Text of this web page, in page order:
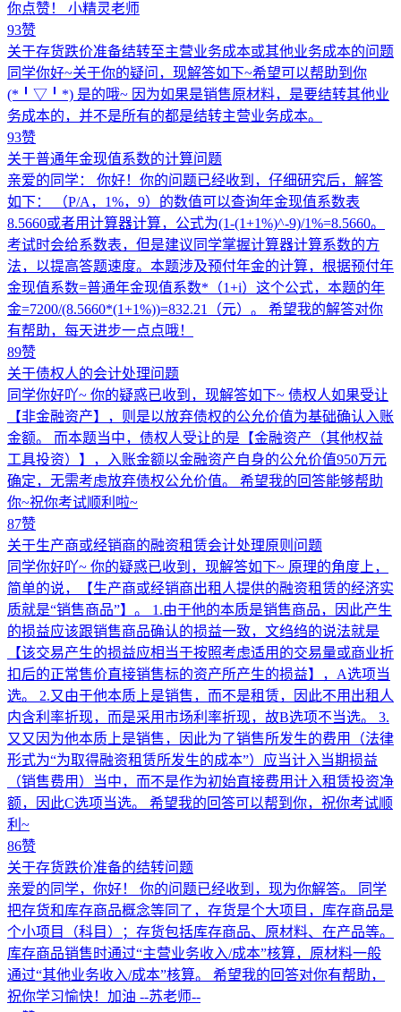
你点赞！ 小精灵老师
93赞
关于存货跌价准备结转至主营业务成本或其他业务成本的问题
同学你好~关于你的疑问，现解答如下~希望可以帮助到你
(*╹▽╹*) 是的哦~ 因为如果是销售原材料，是要结转其他业
务成本的，并不是所有的都是结转主营业务成本。
93赞
关于普通年金现值系数的计算问题
亲爱的同学： 你好！你的问题已经收到，仔细研究后，解答
如下： （P/A，1%，9）的数值可以查询年金现值系数表
8.5660或者用计算器计算，公式为(1-(1+1%)^-9)/1%=8.5660。
考试时会给系数表，但是建议同学掌握计算器计算系数的方
法，以提高答题速度。本题涉及预付年金的计算，根据预付年
金现值系数=普通年金现值系数*（1+i）这个公式，本题的年
金=7200/(8.5660*(1+1%))=832.21（元）。 希望我的解答对你
有帮助，每天进步一点点哦！
89赞
关于债权人的会计处理问题
同学你好吖~ 你的疑惑已收到，现解答如下~ 债权人如果受让
【非金融资产】，则是以放弃债权的公允价值为基础确认入账
金额。 而本题当中，债权人受让的是【金融资产（其他权益
工具投资）】，入账金额以金融资产自身的公允价值950万元
确定，无需考虑放弃债权公允价值。 希望我的回答能够帮助
你~祝你考试顺利啦~
87赞
关于生产商或经销商的融资租赁会计处理原则问题
同学你好吖~ 你的疑惑已收到，现解答如下~ 原理的角度上，
简单的说，【生产商或经销商出租人提供的融资租赁的经济实
质就是“销售商品”】。 1.由于他的本质是销售商品，因此产生
的损益应该跟销售商品确认的损益一致，文绉绉的说法就是
【该交易产生的损益应相当于按照考虑适用的交易量或商业折
扣后的正常售价直接销售标的资产所产生的损益】，A选项当
选。 2.又由于他本质上是销售，而不是租赁，因此不用出租人
内含利率折现，而是采用市场利率折现，故B选项不当选。 3.
又又因为他本质上是销售，因此为了销售所发生的费用（法律
形式为“为取得融资租赁所发生的成本”）应当计入当期损益
（销售费用）当中，而不是作为初始直接费用计入租赁投资净
额，因此C选项当选。 希望我的回答可以帮到你，祝你考试顺
利~
86赞
关于存货跌价准备的结转问题
亲爱的同学，你好！ 你的问题已经收到，现为你解答。 同学
把存货和库存商品概念等同了，存货是个大项目，库存商品是
个小项目（科目）；存货包括库存商品、原材料、在产品等。
库存商品销售时通过“主营业务收入/成本”核算，原材料一般
通过“其他业务收入/成本”核算。 希望我的回答对你有帮助，
祝你学习愉快！加油 --苏老师--